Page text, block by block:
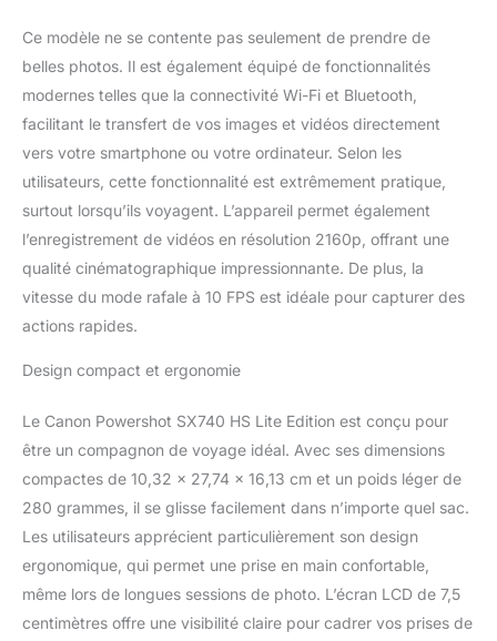
Ce modèle ne se contente pas seulement de prendre de
belles photos. Il est également équipé de fonctionnalités
modernes telles que la connectivité Wi-Fi et Bluetooth,
facilitant le transfert de vos images et vidéos directement
vers votre smartphone ou votre ordinateur. Selon les
utilisateurs, cette fonctionnalité est extrêmement pratique,
surtout lorsqu’ils voyagent. L’appareil permet également
l’enregistrement de vidéos en résolution 2160p, offrant une
qualité cinématographique impressionnante. De plus, la
vitesse du mode rafale à 10 FPS est idéale pour capturer des
actions rapides.
Design compact et ergonomie
Le Canon Powershot SX740 HS Lite Edition est conçu pour
être un compagnon de voyage idéal. Avec ses dimensions
compactes de 10,32 x 27,74 x 16,13 cm et un poids léger de
280 grammes, il se glisse facilement dans n’importe quel sac.
Les utilisateurs apprécient particulièrement son design
ergonomique, qui permet une prise en main confortable,
même lors de longues sessions de photo. L’écran LCD de 7,5
centimètres offre une visibilité claire pour cadrer vos prises de